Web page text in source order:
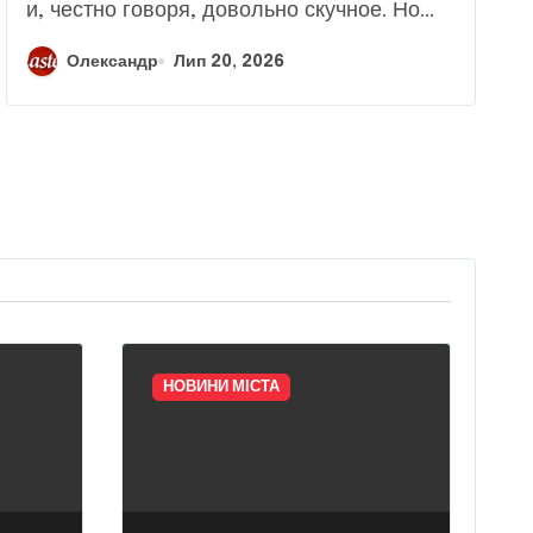
это лучшая
инвестиция в ваш
гардероб
и, честно говоря, довольно скучное. Но...
Олександр Лип 20, 2026
НОВИНИ МІСТА